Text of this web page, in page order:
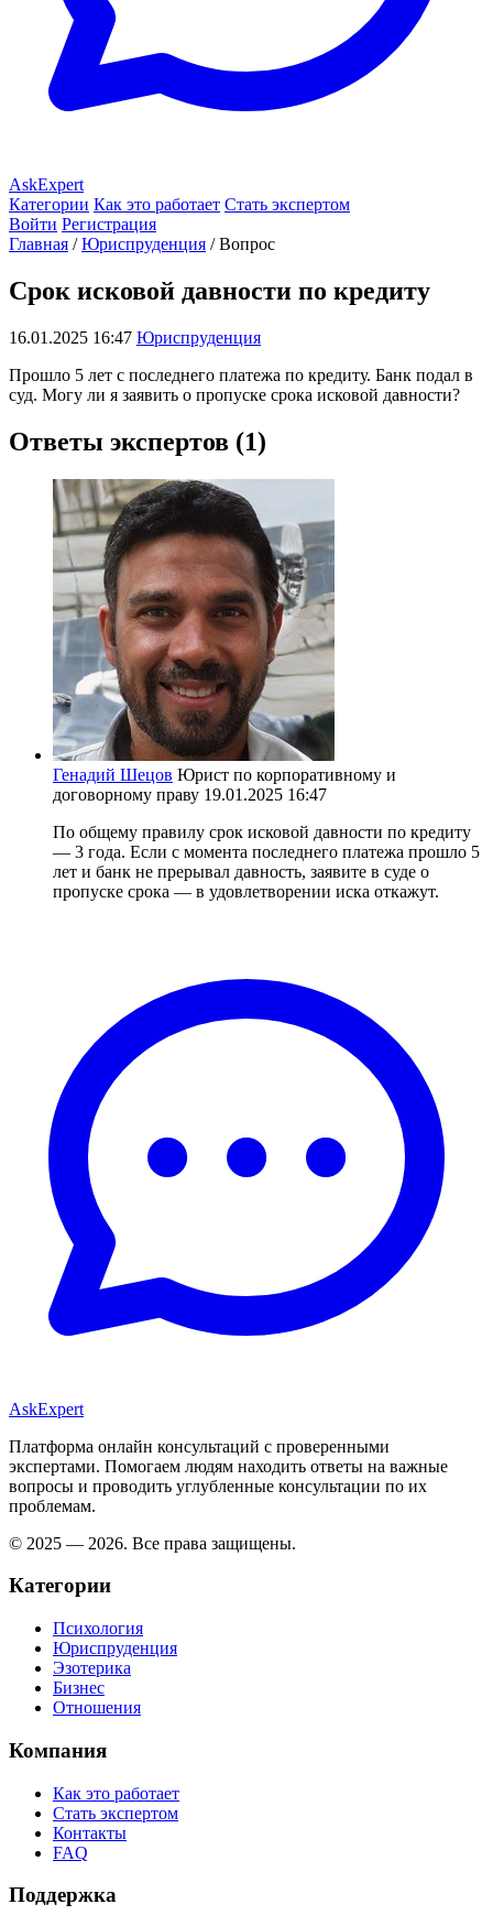
AskExpert
Категории Как это работает Стать экспертом
Войти Регистрация
Главная / Юриспруденция / Вопрос
Срок исковой давности по кредиту
16.01.2025 16:47 Юриспруденция
Прошло 5 лет с последнего платежа по кредиту. Банк подал в
суд. Могу ли я заявить о пропуске срока исковой давности?
Ответы экспертов (1)
Генадий Шецов Юрист по корпоративному и
договорному праву 19.01.2025 16:47
По общему правилу срок исковой давности по кредиту
— 3 года. Если с момента последнего платежа прошло 5
лет и банк не прерывал давность, заявите в суде о
пропуске срока — в удовлетворении иска откажут.
AskExpert
Платформа онлайн консультаций с проверенными
экспертами. Помогаем людям находить ответы на важные
вопросы и проводить углубленные консультации по их
проблемам.
© 2025 — 2026. Все права защищены.
Категории
Психология
Юриспруденция
Эзотерика
Бизнес
Отношения
Компания
Как это работает
Стать экспертом
Контакты
FAQ
Поддержка